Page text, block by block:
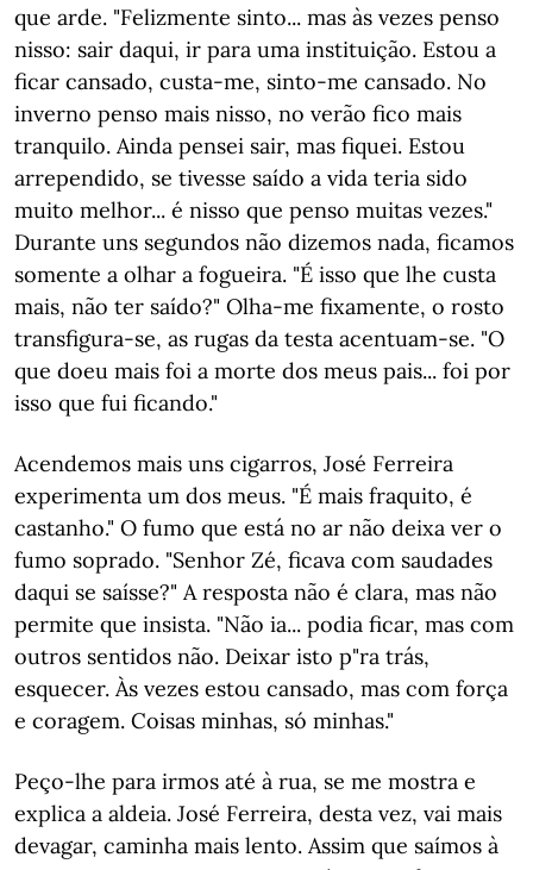
que arde. "Felizmente sinto... mas às vezes penso
nisso: sair daqui, ir para uma instituição. Estou a
ficar cansado, custa-me, sinto-me cansado. No
inverno penso mais nisso, no verão fico mais
tranquilo. Ainda pensei sair, mas fiquei. Estou
arrependido, se tivesse saído a vida teria sido
muito melhor... é nisso que penso muitas vezes."
Durante uns segundos não dizemos nada, ficamos
somente a olhar a fogueira. "É isso que lhe custa
mais, não ter saído?" Olha-me fixamente, o rosto
transfigura-se, as rugas da testa acentuam-se. "O
que doeu mais foi a morte dos meus pais... foi por
isso que fui ficando."
Acendemos mais uns cigarros, José Ferreira
experimenta um dos meus. "É mais fraquito, é
castanho." O fumo que está no ar não deixa ver o
fumo soprado. "Senhor Zé, ficava com saudades
daqui se saísse?" A resposta não é clara, mas não
permite que insista. "Não ia... podia ficar, mas com
outros sentidos não. Deixar isto p"ra trás,
esquecer. Às vezes estou cansado, mas com força
e coragem. Coisas minhas, só minhas."
Peço-lhe para irmos até à rua, se me mostra e
explica a aldeia. José Ferreira, desta vez, vai mais
devagar, caminha mais lento. Assim que saímos à